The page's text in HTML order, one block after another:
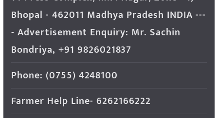
Bhopal - 462011 Madhya Pradesh INDIA ---
- Advertisement Enquiry: Mr. Sachin
Bondriya, +91 9826021837
Phone: (0755) 4248100
Farmer Help Line- 6262166222